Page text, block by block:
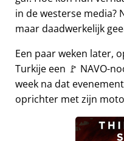
in de westerse media?
maar daadwerkelijk
Een paar weken later,
Turkije een 🚩 NAVO-
week na dat
oprichter met zijn